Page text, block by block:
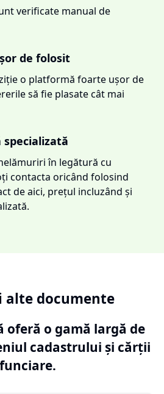
verificate manual de
de folosit
o platformă foarte ușor de
să fie plasate cât mai
în legătură cu
contacta oricând folosind
de aici, prețul incluzând și
alte documente
oferă o gamă largă de
cadastrului și cărții
funciare.